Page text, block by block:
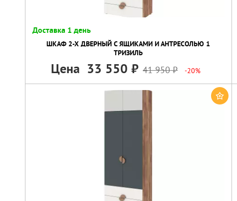
Доставка 1 день
ШКАФ 2-Х ДВЕРНЫЙ С ЯЩИКАМИ И АНТРЕСОЛЬЮ 1
ТРИЗИЛЬ
Цена 33 550 41 950 -20%